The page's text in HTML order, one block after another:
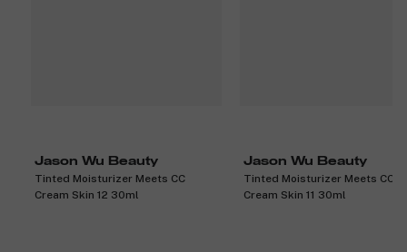
Jason Wu Beauty
Tinted Moisturizer Meets CC
Cream Skin 12 30ml
Jason Wu Beauty
Tinted Moisturizer Meets CC
Cream Skin 11 30ml